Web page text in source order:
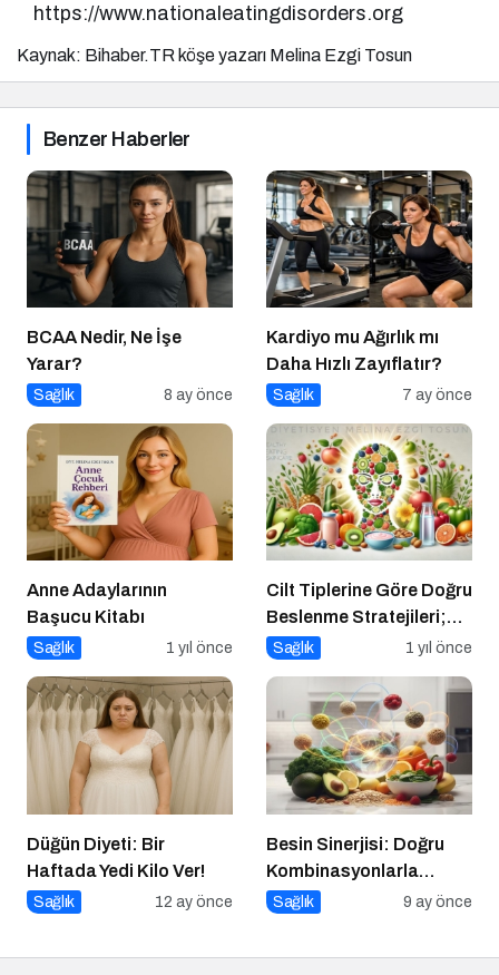
https://www.nationaleatingdisorders.org
Kaynak: Bihaber.TR köşe yazarı Melina Ezgi Tosun
Benzer Haberler
BCAA Nedir, Ne İşe
Yarar?
Sağlık 8 ay önce
Kardiyo mu Ağırlık mı
Daha Hızlı Zayıflatır?
Sağlık 7 ay önce
Anne Adaylarının
Başucu Kitabı
Sağlık 1 yıl önce
Cilt Tiplerine Göre Doğru
Beslenme Stratejileri;
Genç ve Parlak Cilt İçin
Sağlık 1 yıl önce
Düğün Diyeti: Bir
Haftada Yedi Kilo Ver!
Sağlık 12 ay önce
Besin Sinerjisi: Doğru
Kombinasyonlarla
Besinlerin Gücünü Artırın
Sağlık 9 ay önce